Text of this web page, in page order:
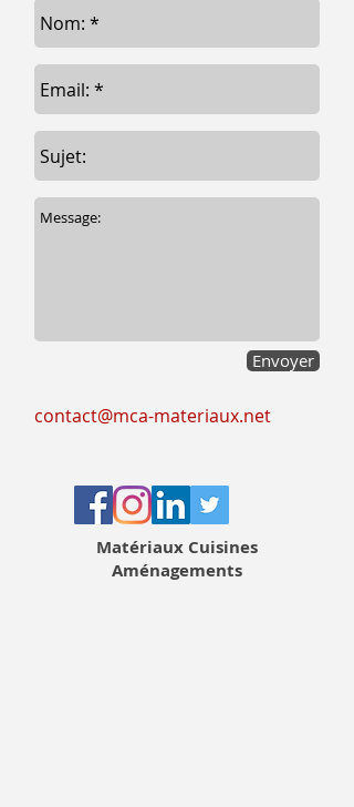
Envoyer
contact@mca-materiaux.net
Matériaux Cuisines
Aménagements